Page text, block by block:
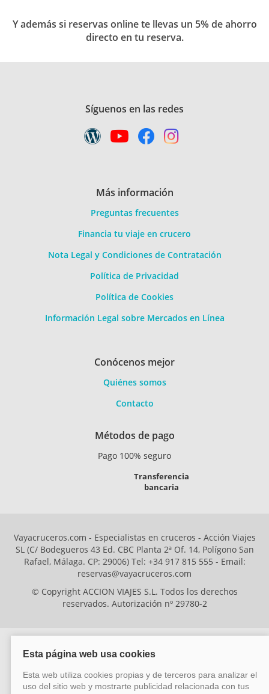
Y además si reservas online te llevas un 5% de ahorro
directo en tu reserva.
Síguenos en las redes
Más información
Preguntas frecuentes
Financia tu viaje en crucero
Nota Legal y Condiciones de Contratación
Política de Privacidad
Política de Cookies
Información Legal sobre Mercados en Línea
Conócenos mejor
Quiénes somos
Contacto
Métodos de pago
Pago 100% seguro
Transferencia
bancaria
Vayacruceros.com - Especialistas en cruceros - Acción Viajes
SL (C/ Bodegueros 43 Ed. CBC Planta 2ª Of. 14, Polígono San
Rafael, Málaga. CP: 29006) Tel: +34 917 815 555 - Email:
reservas@vayacruceros.com
© Copyright ACCION VIAJES S.L. Todos los derechos
reservados. Autorización nº 29780-2